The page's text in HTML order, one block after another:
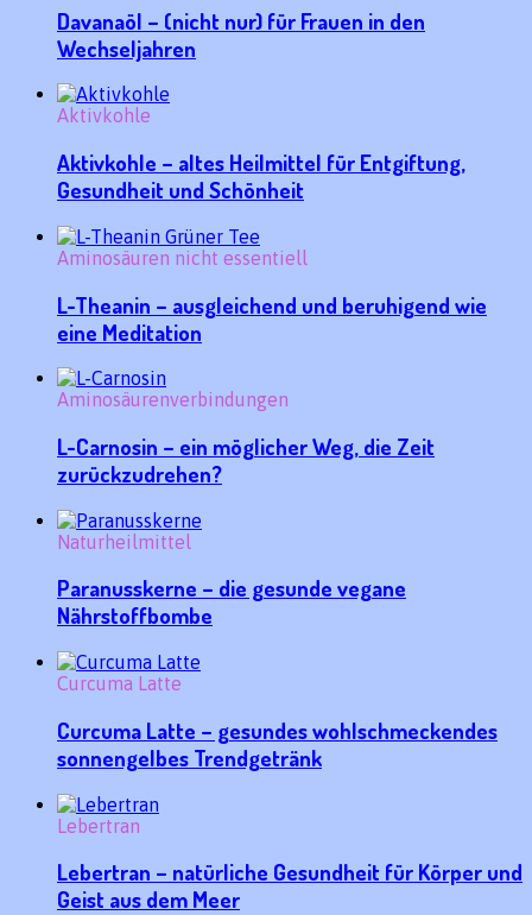
Davanaöl – (nicht nur) für Frauen in den
Wechseljahren
Aktivkohle
Aktivkohle – altes Heilmittel für Entgiftung,
Gesundheit und Schönheit
Aminosäuren nicht essentiell
L-Theanin – ausgleichend und beruhigend wie
eine Meditation
Aminosäurenverbindungen
L-Carnosin – ein möglicher Weg, die Zeit
zurückzudrehen?
Naturheilmittel
Paranusskerne – die gesunde vegane
Nährstoffbombe
Curcuma Latte
Curcuma Latte – gesundes wohlschmeckendes
sonnengelbes Trendgetränk
Lebertran
Lebertran – natürliche Gesundheit für Körper und
Geist aus dem Meer